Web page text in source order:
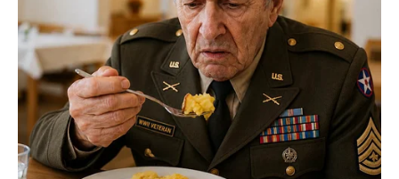
“Dobro sam”, iako nije bio dobro?
Koliko puta ste i sami izgovorili te riječi dok ste osjećali
sasvim suprotno?
Pretvaranje zahtijeva ogromnu količinu energije. Kada
čovjek dugo glumi da je dobro, iscrpljuje i tijelo i duh.